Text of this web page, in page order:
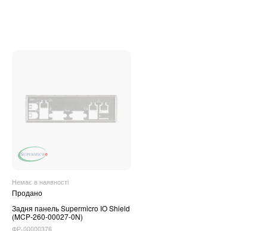
Немає в наявності
Продано
Задня панель Supermicro IO Shield
(MCP-260-00027-0N)
ФР-00000376